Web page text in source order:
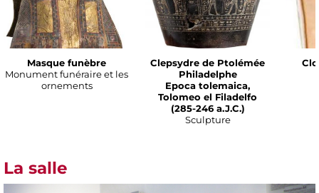
Masque funèbre
Monument funéraire et les
ornements
Clepsydre de Ptolémée
Philadelphe
Epoca tolemaica,
Tolomeo el Filadelfo
(285-246 a.J.C.)
Sculpture
La salle